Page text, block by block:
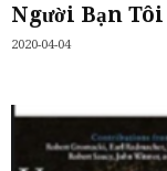
Người Bạn Tôi
2020-04-04